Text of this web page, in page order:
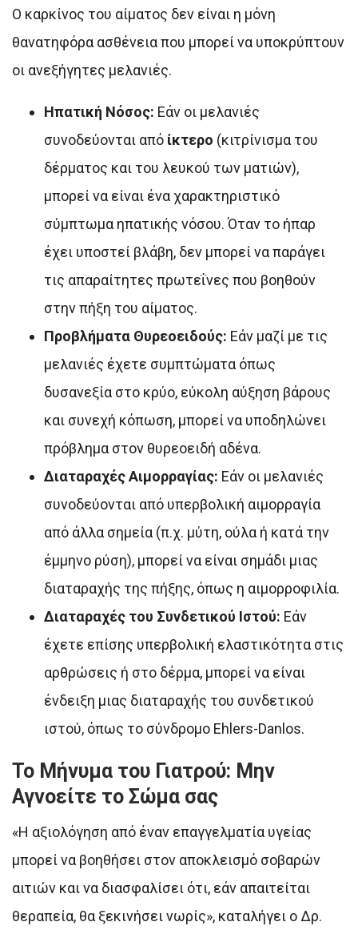
Ο καρκίνος του αίματος δεν είναι η μόνη
θανατηφόρα ασθένεια που μπορεί να υποκρύπτουν
οι ανεξήγητες μελανιές.
Ηπατική Νόσος: Εάν οι μελανιές
συνοδεύονται από ίκτερο (κιτρίνισμα του
δέρματος και του λευκού των ματιών),
μπορεί να είναι ένα χαρακτηριστικό
σύμπτωμα ηπατικής νόσου. Όταν το ήπαρ
έχει υποστεί βλάβη, δεν μπορεί να παράγει
τις απαραίτητες πρωτεΐνες που βοηθούν
στην πήξη του αίματος.
Προβλήματα Θυρεοειδούς: Εάν μαζί με τις
μελανιές έχετε συμπτώματα όπως
δυσανεξία στο κρύο, εύκολη αύξηση βάρους
και συνεχή κόπωση, μπορεί να υποδηλώνει
πρόβλημα στον θυρεοειδή αδένα.
Διαταραχές Αιμορραγίας: Εάν οι μελανιές
συνοδεύονται από υπερβολική αιμορραγία
από άλλα σημεία (π.χ. μύτη, ούλα ή κατά την
έμμηνο ρύση), μπορεί να είναι σημάδι μιας
διαταραχής της πήξης, όπως η αιμορροφιλία.
Διαταραχές του Συνδετικού Ιστού: Εάν
έχετε επίσης υπερβολική ελαστικότητα στις
αρθρώσεις ή στο δέρμα, μπορεί να είναι
ένδειξη μιας διαταραχής του συνδετικού
ιστού, όπως το σύνδρομο Ehlers-Danlos.
Το Μήνυμα του Γιατρού: Μην
Αγνοείτε το Σώμα σας
«Η αξιολόγηση από έναν επαγγελματία υγείας
μπορεί να βοηθήσει στον αποκλεισμό σοβαρών
αιτιών και να διασφαλίσει ότι, εάν απαιτείται
θεραπεία, θα ξεκινήσει νωρίς», καταλήγει ο Δρ.